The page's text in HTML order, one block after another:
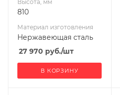
500
90
60
Высота, мм
810
Материал изготовления
Нержавеющая сталь
27 970 руб./шт
В КОРЗИНУ